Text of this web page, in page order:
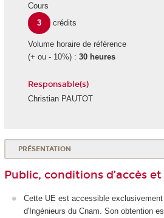
Cours
3
crédits
Volume horaire de référence
(+ ou - 10%) : 30 heures
Responsable(s)
Christian PAUTOT
PRÉSENTATION
Public, conditions d’accès
Cette UE est accessible
d'Ingénieurs du Cnam. Son obtention